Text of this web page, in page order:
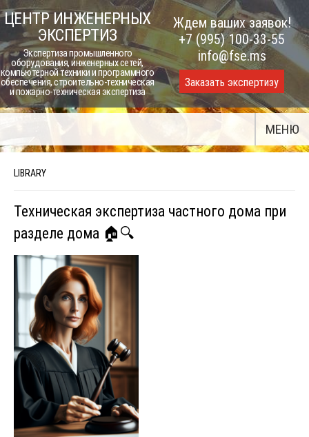
Skip
to
content
ЦЕНТР ИНЖЕНЕРНЫХ
ЭКСПЕРТИЗ
Экспертиза промышленного
оборудования, инженерных сетей,
компьютерной техники и программного
обеспечения, строительно-техническая
и пожарно-техническая экспертиза
Ждем ваших заявок!
+7 (995) 100-33-55
info@fse.ms
Заказать экспертизу
МЕНЮ
LIBRARY
Техническая экспертиза частного дома при
разделе дома 🏠🔍